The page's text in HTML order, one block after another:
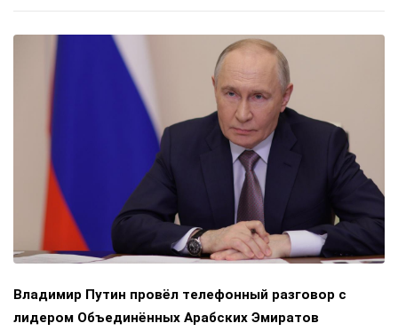
Владимир Путин провёл телефонный разговор с
лидером Объединённых Арабских Эмиратов